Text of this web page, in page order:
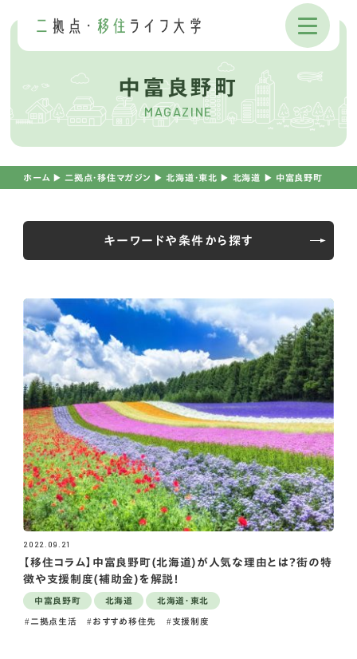
中富良野町
MAGAZINE
ホーム ▶︎ 二拠点・移住マガジン ▶︎ 北海道・東北 ▶︎ 北海道 ▶︎ 中富良野町
キーワードや条件から探す
2022.09.21
【移住コラム】中富良野町(北海道)が人気な理由とは？街の特
徴や支援制度(補助金)を解説！
中富良野町 北海道 北海道・東北
二拠点生活 おすすめ移住先 支援制度